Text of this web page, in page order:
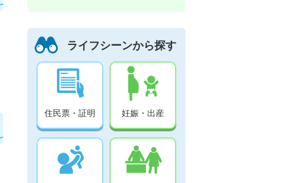
ライフシーンから探す
住民票・証明 妊娠・出産